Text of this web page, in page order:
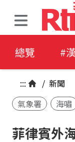
總覽 #
::: / 新聞
氣象署
海嘯
菲律賓外